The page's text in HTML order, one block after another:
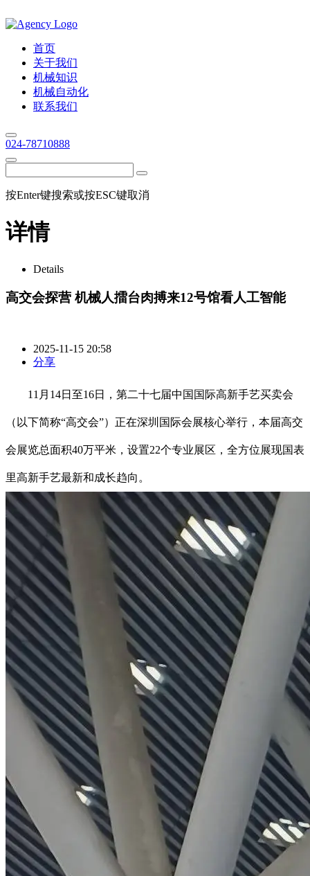
首页
关于我们
机械知识
机械自动化
联系我们
024-78710888
按Enter键搜索或按ESC键取消
详情
Details
高交会探营 机械人擂台肉搏来12号馆看人工智能
2025-11-15 20:58
分享
11月14日至16日，第二十七届中国国际高新手艺买卖会
（以下简称“高交会”）正在深圳国际会展核心举行，本届高交
会展览总面积40万平米，设置22个专业展区，全方位展现国表
里高新手艺最新和成长趋向。